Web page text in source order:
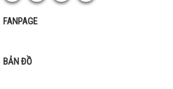
FANPAGE
BẢN ĐỒ